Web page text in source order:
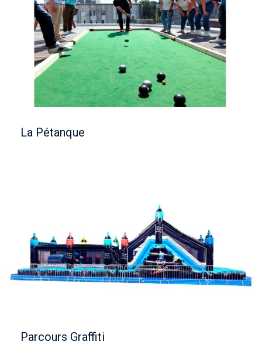
La Pétanque
Parcours Graffiti